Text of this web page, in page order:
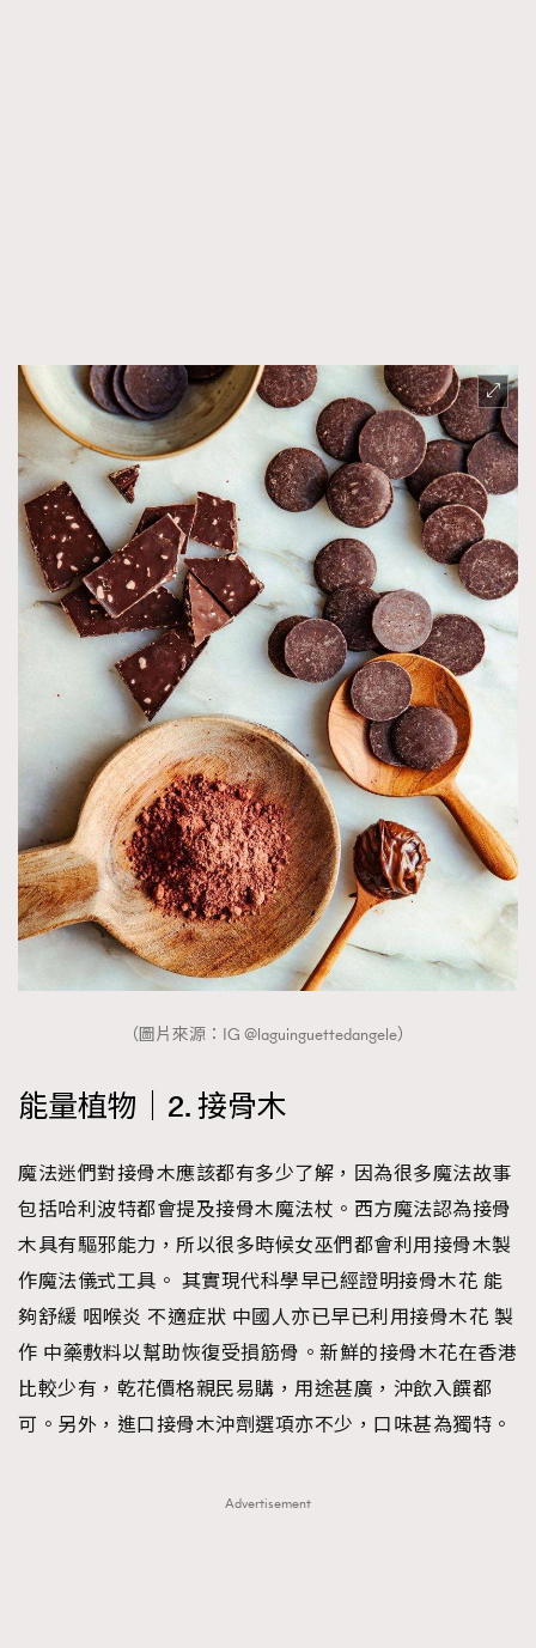
（圖片來源：IG @laguinguettedangele）
能量植物｜2. 接骨木
魔法迷們對接骨木應該都有多少了解，因為很多魔法故事
包括哈利波特都會提及接骨木魔法杖。西方魔法認為接骨
木具有驅邪能力，所以很多時候女巫們都會利用接骨木製
作魔法儀式工具。 其實現代科學早已經證明接骨木花 能
夠舒緩 咽喉炎 不適症狀 中國人亦已早已利用接骨木花 製
作 中藥敷料以幫助恢復受損筋骨。新鮮的接骨木花在香港
比較少有，乾花價格親民易購，用途甚廣，沖飲入饌都
可。另外，進口接骨木沖劑選項亦不少，口味甚為獨特。
Advertisement